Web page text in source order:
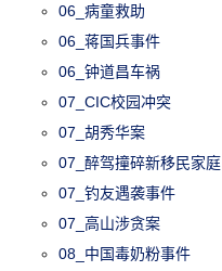
06_病童救助
06_蒋国兵事件
06_钟道昌车祸
07_CIC校园冲突
07_胡秀华案
07_醉驾撞碎新移民家庭
07_钓友遇袭事件
07_高山涉贪案
08_中国毒奶粉事件